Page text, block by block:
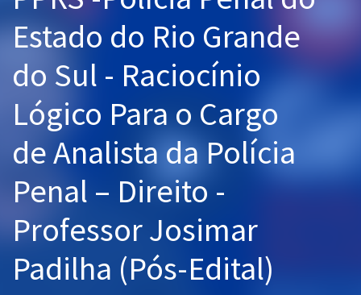
Graduação
Mentorias
Questões grátis
Conteúdo gratuito
Blog
Aprovados
Estado do Rio Grande
do Sul - Raciocínio
Lógico Para o Cargo
de Analista da Polícia
Penal – Direito -
Professor Josimar
Padilha (Pós-Edital)